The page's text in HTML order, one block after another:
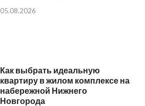
05.08.2026
Как выбрать идеальную
квартиру в жилом комплексе на
набережной Нижнего
Новгорода